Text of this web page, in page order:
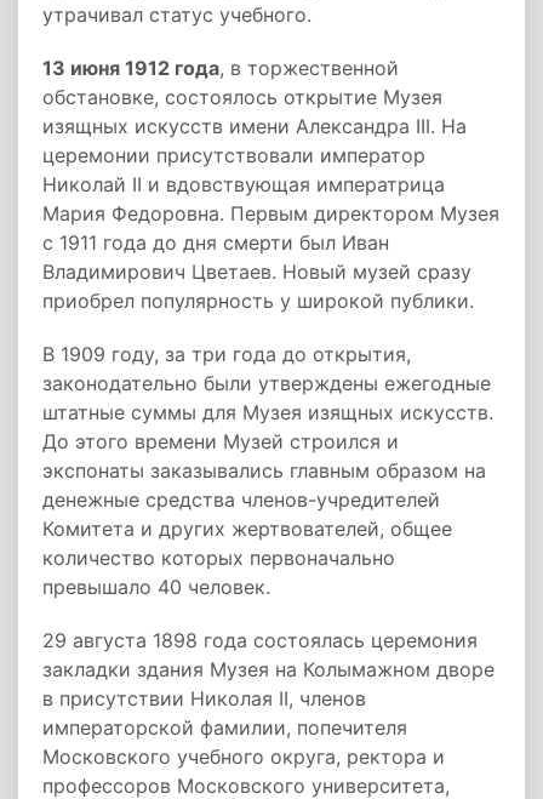
утрачивал статус учебного.
13 июня 1912 года, в торжественной
обстановке, состоялось открытие Музея
изящных искусств имени Александра III. На
церемонии присутствовали император
Николай II и вдовствующая императрица
Мария Федоровна. Первым директором Музея
с 1911 года до дня смерти был Иван
Владимирович Цветаев. Новый музей сразу
приобрел популярность у широкой публики.
В 1909 году, за три года до открытия,
законодательно были утверждены ежегодные
штатные суммы для Музея изящных искусств.
До этого времени Музей строился и
экспонаты заказывались главным образом на
денежные средства членов-учредителей
Комитета и других жертвователей, общее
количество которых первоначально
превышало 40 человек.
29 августа 1898 года состоялась церемония
закладки здания Музея на Колымажном дворе
в присутствии Николая II, членов
императорской фамилии, попечителя
Московского учебного округа, ректора и
профессоров Московского университета,